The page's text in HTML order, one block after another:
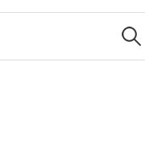
検
索: